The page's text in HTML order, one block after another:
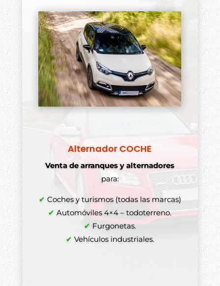
Alternador COCHE
Venta de arranques y alternadores
para:
✔ Coches y turismos (todas las marcas)
✔ Automóviles 4×4 – todoterreno.
✔ Furgonetas.
✔ Vehículos industriales.